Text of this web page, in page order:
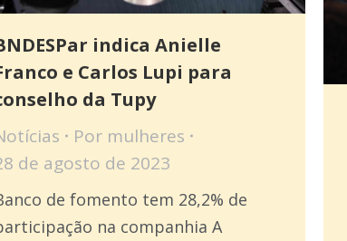
indica Anielle
e Carlos Lupi para
da Tupy
Por mulheres
de agosto de 2023
de fomento tem 28,2% de
na companhia A